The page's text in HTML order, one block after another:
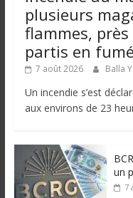
plusieurs
flammes,
partis en
7 août 2026 Balla
Un incendie s’est
aux environs de 23
un
7